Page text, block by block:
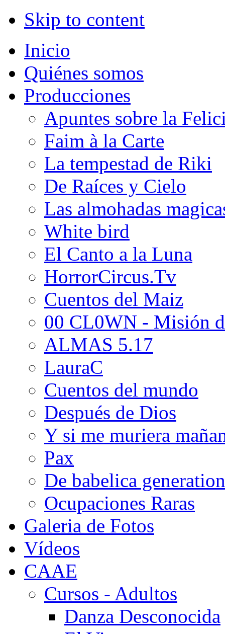
Skip to content
Inicio
Quiénes somos
Producciones
Apuntes sobre la
Faim à la Carte
La tempestad de Riki
De Raíces y Cielo
Las almohadas
White bird
El Canto a la Luna
HorrorCircus.Tv
Cuentos del Maiz
00 CL0WN - Misión
ALMAS 5.17
LauraC
Cuentos del mundo
Después de Dios
Y si me muriera
Pax
De babelica
Ocupaciones Raras
Galeria de Fotos
Vídeos
CAAE
Cursos - Adultos
Danza Desconocida